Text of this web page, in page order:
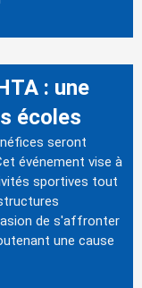
: une
écoles
seront
événement vise à
sportives tout
de s'affronter
une cause